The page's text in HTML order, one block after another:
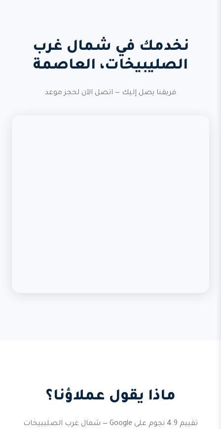
نخدمك في شمال غرب
الصليبيخات، العاصمة
فريقنا يصل إليك — اتصل الآن لحجز موعد
ماذا يقول عملاؤنا؟
تقييم 4.9 نجوم على Google — شمال غرب الصليبيخات